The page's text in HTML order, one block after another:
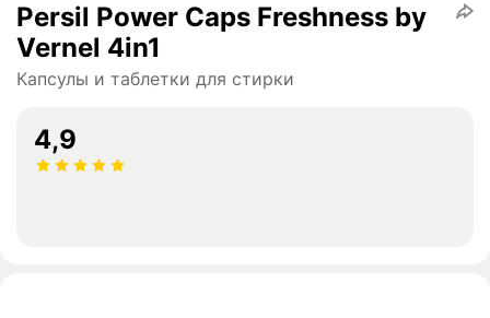
Persil Power Caps Freshness by
Vernel 4in1
Капсулы и таблетки для стирки
4,9